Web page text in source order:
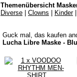
Themenübersicht
Diverse
Clowns Kinder|
Guck mal, das kaufen
Lucha Libre Maske -